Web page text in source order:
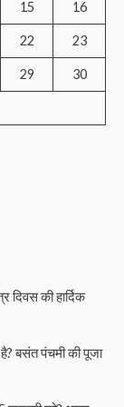
15 16
22 23
29 30
की हार्दिक
बसंत पंचमी की पूजा